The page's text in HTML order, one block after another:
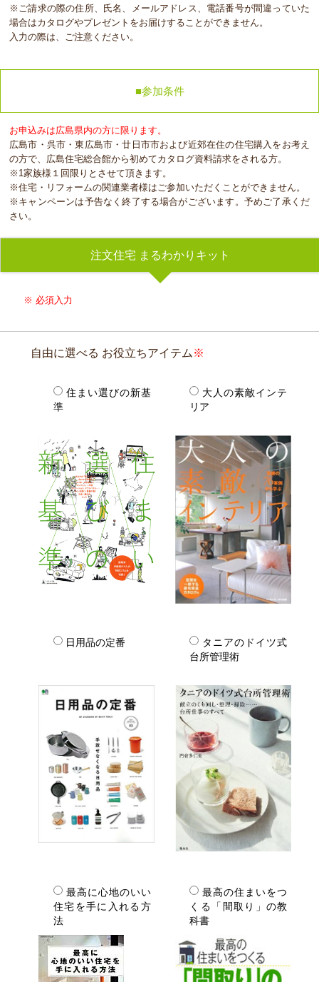
※ご請求の際の住所、氏名、メールアドレス、電話番号が間違っていた
場合はカタログやプレゼントをお届けすることができません。
入力の際は、ご注意ください。
■参加条件
お申込みは広島県内の方に限ります。
広島市・呉市・東広島市・廿日市市および近郊在住の住宅購入をお考え
の方で、広島住宅総合館から初めてカタログ資料請求をされる方。
※1家族様１回限りとさせて頂きます。
※住宅・リフォームの関連業者様はご参加いただくことができません。
※キャンペーンは予告なく終了する場合がございます。予めご了承くだ
さい。
注文住宅 まるわかりキット
※ 必須入力
自由に選べる お役立ちアイテム
住まい選びの新基
準
大人の素敵インテ
リア
日用品の定番
タニアのドイツ式
台所管理術
最高に心地のいい
住宅を手に入れる方
法
最高の住まいをつ
くる「間取り」の教
科書